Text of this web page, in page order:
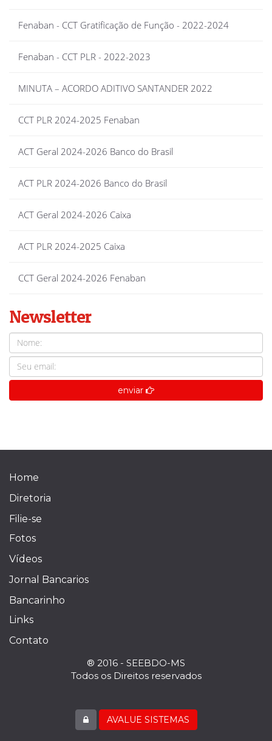
Fenaban - CCT Gratificação de Função - 2022-2024
Fenaban - CCT PLR - 2022-2023
MINUTA – ACORDO ADITIVO SANTANDER 2022
CCT PLR 2024-2025 Fenaban
ACT Geral 2024-2026 Banco do Brasil
ACT PLR 2024-2026 Banco do Brasil
ACT Geral 2024-2026 Caixa
ACT PLR 2024-2025 Caixa
CCT Geral 2024-2026 Fenaban
Newsletter
enviar
Home
Diretoria
Filie-se
Fotos
Vídeos
Jornal Bancarios
Bancarinho
Links
Contato
® 2016 - SEEBDO-MS
Todos os Direitos reservados
AVALUE SISTEMAS